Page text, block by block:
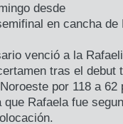
desde
en cancha de
venció a la
tras el debut
por 118 a 62
Rafaela fue